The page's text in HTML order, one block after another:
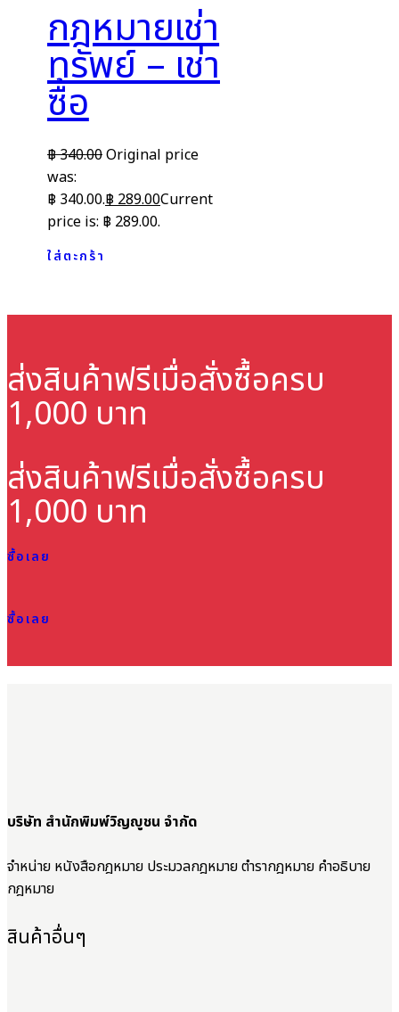
กฎหมายเช่า
ทรัพย์ – เช่า
ซื้อ
฿340.00Original price
was:
฿ 340.00.฿289.00Current
price is: ฿ 289.00.
ใส่ตะกร้า
ส่งสินค้าฟรีเมื่อสั่งซื้อครบ
1,000 บาท
ส่งสินค้าฟรีเมื่อสั่งซื้อครบ
1,000 บาท
ซื้อเลย
ซื้อเลย
บริษัท สำนักพิมพ์วิญญูชน จำกัด
จำหน่าย หนังสือกฎหมาย ประมวลกฎหมาย ตำรากฎหมาย คำอธิบาย
กฎหมาย
สินค้าอื่นๆ